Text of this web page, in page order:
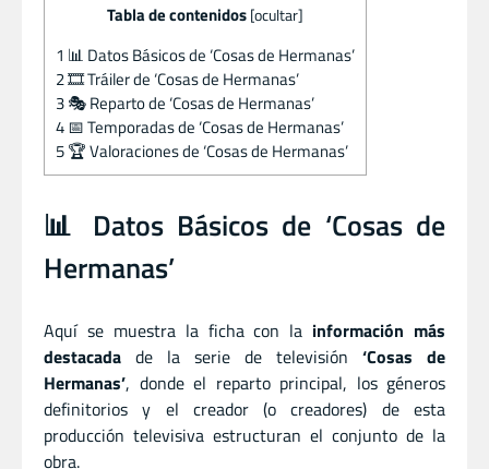
Tabla de contenidos [ocultar]
1 📊 Datos Básicos de ‘Cosas de Hermanas’
2🎞️ Tráiler de ‘Cosas de Hermanas’
3🎭 Reparto de ‘Cosas de Hermanas’
4📅 Temporadas de ‘Cosas de Hermanas’
5🏆 Valoraciones de ‘Cosas de Hermanas’
📊 Datos Básicos de ‘Cosas de
Hermanas’
Aquí se muestra la ficha con la información más
destacada de la serie de televisión ‘Cosas de
Hermanas’, donde el reparto principal, los géneros
definitorios y el creador (o creadores) de esta
producción televisiva estructuran el conjunto de la
obra.